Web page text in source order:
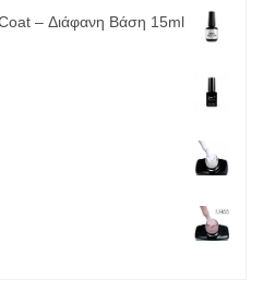
– Διάφανη Βάση 15ml